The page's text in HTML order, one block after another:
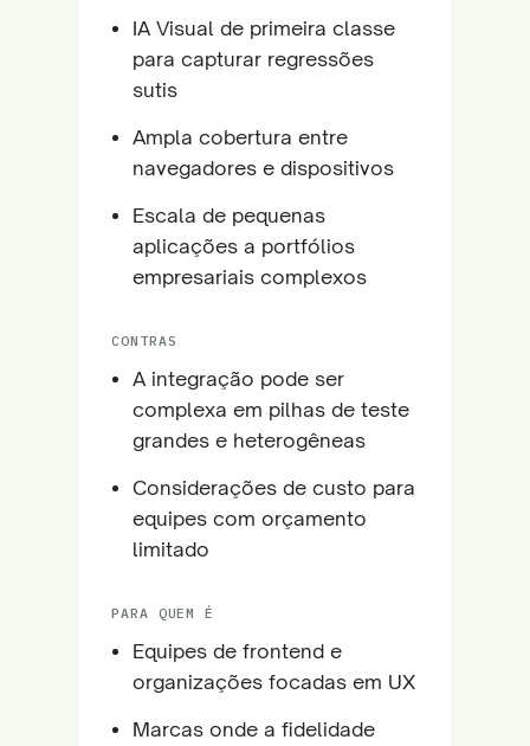
IA Visual de primeira classe
para capturar regressões
sutis
Ampla cobertura entre
navegadores e dispositivos
Escala de pequenas
aplicações a portfólios
empresariais complexos
CONTRAS
A integração pode ser
complexa em pilhas de teste
grandes e heterogêneas
Considerações de custo para
equipes com orçamento
limitado
PARA QUEM É
Equipes de frontend e
organizações focadas em UX
Marcas onde a fidelidade